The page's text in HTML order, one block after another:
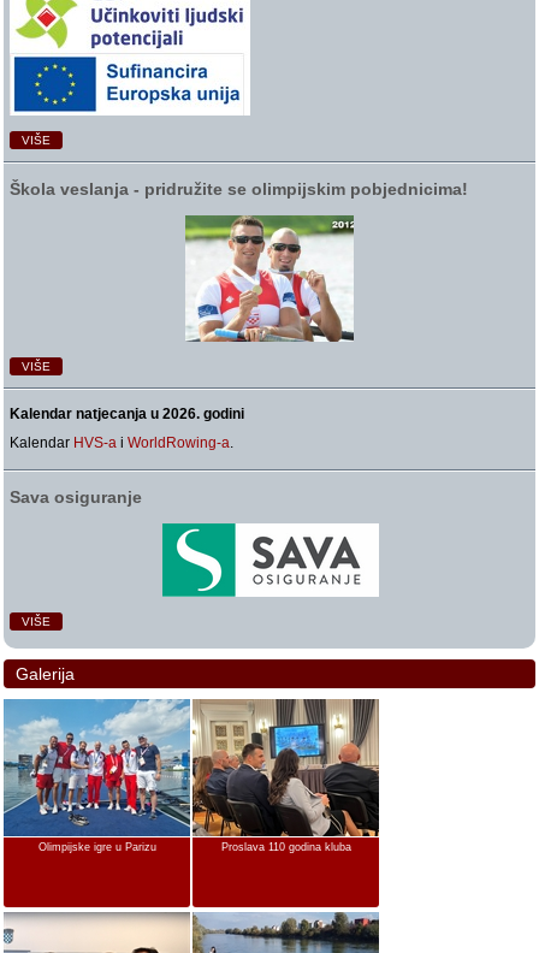
VIŠE
Škola veslanja ‑ pridružite se olimpijskim pobjednicima!
VIŠE
Kalendar natjecanja u 2026. godini
Kalendar HVS-a iWorldRowing-a.
Sava osiguranje
VIŠE
Galerija
Olimpijske igre u Parizu Proslava 110 godina kluba